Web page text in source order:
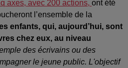
axes, avec 200 actions, ont été
l’ensemble de la
enfants, qui, aujourd’hui, sont
chez eux, au niveau
des écrivains ou des
le jeune public. L'objectif